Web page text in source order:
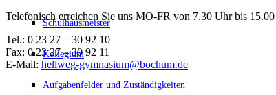
Schulhausmeister
Kollegium
Aufgabenfelder und Zuständigkeiten
Telefonisch erreichen Sie uns MO-FR von 7.30 Uhr bis
Tel.: 0 23 27 – 30 92 10
Fax: 0 23 27 – 30 92 11
E-Mail: hellweg-gymnasium@bochum.de